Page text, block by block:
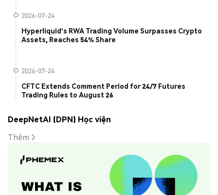
2026-07-24
Hyperliquid's RWA Trading Volume Surpasses Crypto
Assets, Reaches 54% Share
2026-07-24
CFTC Extends Comment Period for 24/7 Futures
Trading Rules to August 26
DeepNetAI (DPN) Học viện
Thêm